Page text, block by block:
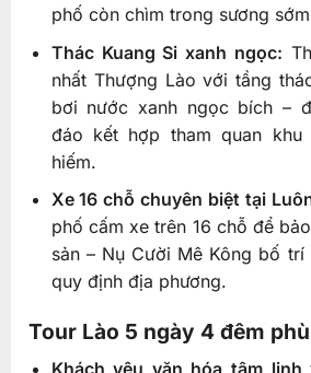
phố còn chìm trong sương
Thác Kuang Si xanh ngọc:
nhất Thượng Lào với tầng
bơi nước xanh ngọc bích –
đáo kết hợp tham quan
hiếm.
Xe 16 chỗ chuyên biệt tại
phố cấm xe trên 16 chỗ để
sản – Nụ Cười Mê Kông bố
quy định địa phương.
Tour Lào 5 ngày 4 đêm
Khách yêu văn hóa tâm linh